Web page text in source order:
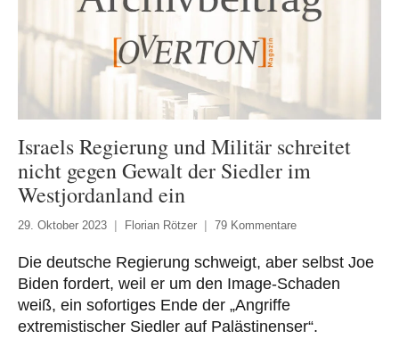
Israels Regierung und Militär schreitet
nicht gegen Gewalt der Siedler im
Westjordanland ein
29. Oktober 2023 Florian Rötzer 79 Kommentare
Die deutsche Regierung schweigt, aber selbst Joe
Biden fordert, weil er um den Image-Schaden
weiß, ein sofortiges Ende der „Angriffe
extremistischer Siedler auf Palästinenser“.